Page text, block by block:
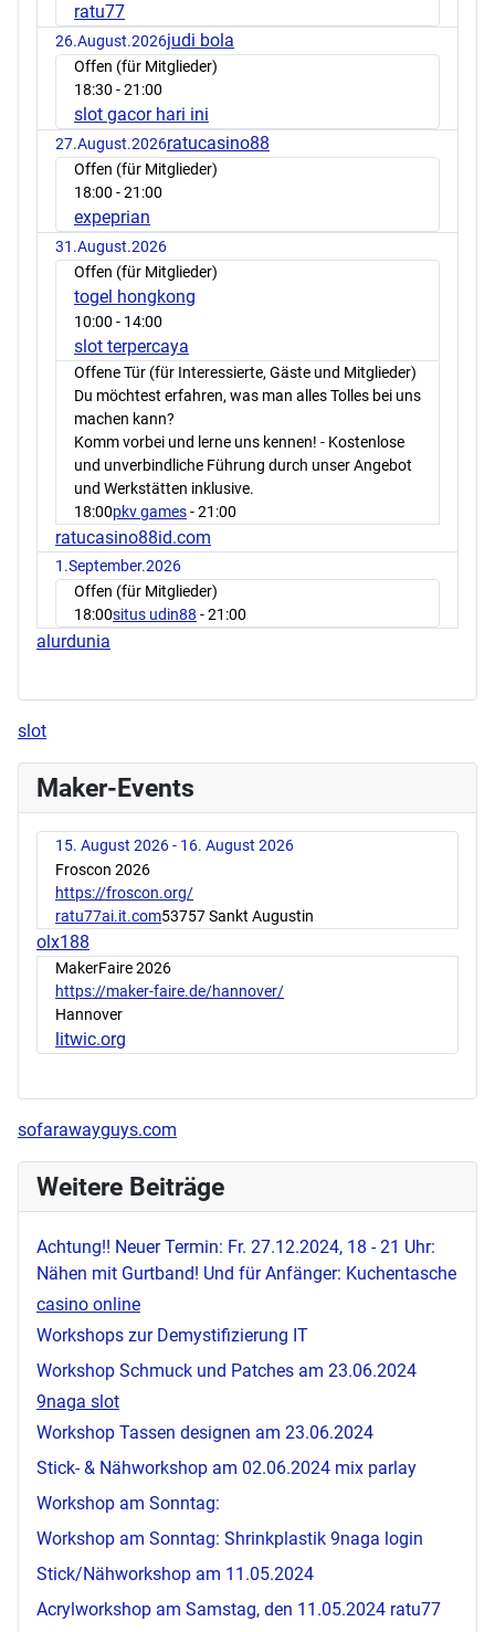
ratu77
26.August.2026judi bola
Offen (für Mitglieder)
18:30 - 21:00
slot gacor hari ini
27.August.2026ratucasino88
Offen (für Mitglieder)
18:00 - 21:00
expeprian
31.August.2026
Offen (für Mitglieder)
togel hongkong
10:00 - 14:00
slot terpercaya
Offene Tür (für Interessierte, Gäste und Mitglieder)
Du möchtest erfahren, was man alles Tolles bei uns
machen kann?
Komm vorbei und lerne uns kennen! - Kostenlose
und unverbindliche Führung durch unser Angebot
und Werkstätten inklusive.
18:00pkv games- 21:00
ratucasino88id.com
1.September.2026
Offen (für Mitglieder)
18:00situs udin88 - 21:00
alurdunia
slot
Maker-Events
15. August 2026 - 16. August 2026
Froscon 2026
https://froscon.org/
ratu77ai.it.com53757 Sankt Augustin
olx188
MakerFaire 2026
https://maker-faire.de/hannover/
Hannover
litwic.org
sofarawayguys.com
Weitere Beiträge
Achtung!! Neuer Termin: Fr. 27.12.2024, 18 - 21 Uhr:
Nähen mit Gurtband! Und für Anfänger: Kuchentasche
casino online
Workshops zur Demystifizierung IT
Workshop Schmuck und Patches am 23.06.2024
9naga slot
Workshop Tassen designen am 23.06.2024
Stick- & Nähworkshop am 02.06.2024 mix parlay
Workshop am Sonntag:
Workshop am Sonntag: Shrinkplastik 9naga login
Stick/Nähworkshop am 11.05.2024
Acrylworkshop am Samstag, den 11.05.2024 ratu77